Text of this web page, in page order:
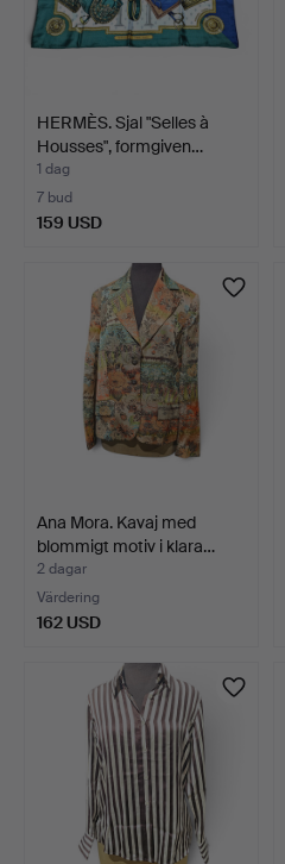
HERMÈS. Sjal "Selles à
Housses", formgiven…
1 dag
7 bud
159 USD
Ana Mora. Kavaj med
blommigt motiv i klara…
2 dagar
Värdering
162 USD